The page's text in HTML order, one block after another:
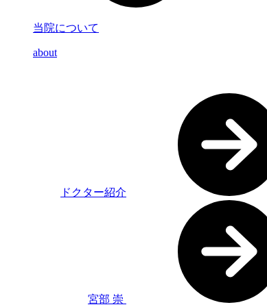
当院について
about
ドクター紹介
宮部 崇